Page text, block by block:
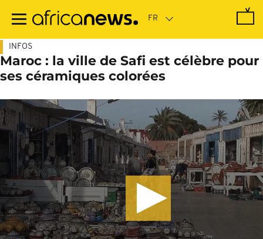
contenu
INFOS
Maroc : la ville de Safi est célèbre pour
ses céramiques colorées